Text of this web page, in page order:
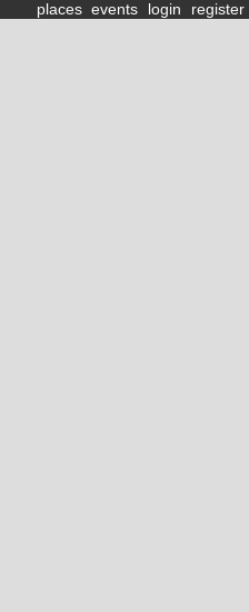
places events login register